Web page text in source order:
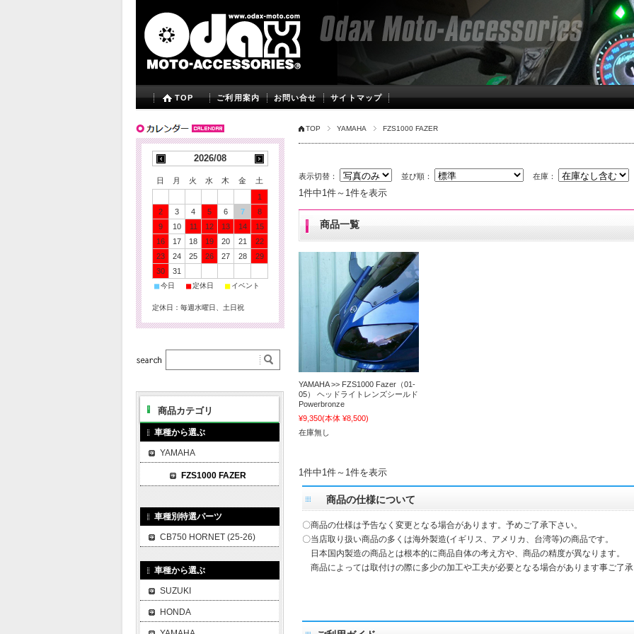
TOP ご利用案内 お問い合せ サイトマップ
TOP YAMAHA FZS1000 FAZER
表示切替： 並び順： 在庫：
1件中1件～1件を表示
商品一覧
YAMAHA >> FZS1000 Fazer（01-
05） ヘッドライトレンズシールド
Powerbronze
¥9,350(本体 ¥8,500)
在庫無し
1件中1件～1件を表示
商品の仕様について
〇商品の仕様は予告なく変更となる場合があります。予めご了承下さい。
〇当店取り扱い商品の多くは海外製造(イギリス、アメリカ、台湾等)の商品です。
日本国内製造の商品とは根本的に商品自体の考え方や、商品の精度が異なります。
商品によっては取付けの際に多少の加工や工夫が必要となる場合があります事ご了承
2026/08
日 月 火 水 木 金
土
1
2
3 4 5 6 7
8
9
10 11 12 13 14
15
16
17 18 19 20 21
22
23
24 25 26 27 28
29
30
31
■ 今日 ■ 定休日 ■ イベント
定休日：毎週水曜日、土日祝
商品カテゴリ
車種から選ぶ
YAMAHA
FZS1000 FAZER
車種別特選パーツ
CB750 HORNET (25-26)
車種から選ぶ
SUZUKI
HONDA